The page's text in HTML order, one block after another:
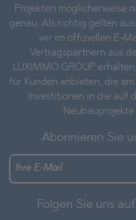
Projekten möglicherweise
genau. Als richtig gelten
wir im offiziellen E-
Vertragspartnern aus
LUXIMMO GROUP
für Kunden anbieten, die
Investitionen in die auf
Abonnieren Sie
Folgen Sie uns